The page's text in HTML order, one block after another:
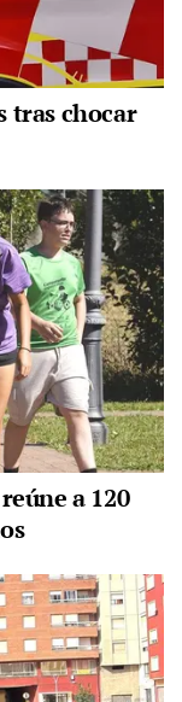
tras chocar
a 120